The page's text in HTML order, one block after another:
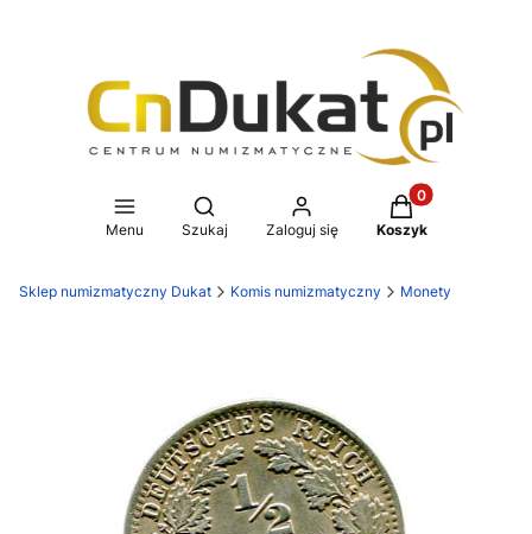
Menu
Otwórz wyszukiwarkę
Szukaj Zaloguj się
Produkty w
Koszyk
Sklep numizmatyczny Dukat Komis numizmatyczny Monety